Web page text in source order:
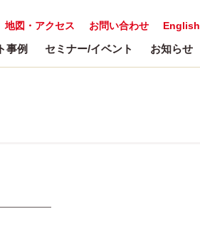
English
お問い合わせ
地図・アクセス
事例 セミナー/イベント お知らせ